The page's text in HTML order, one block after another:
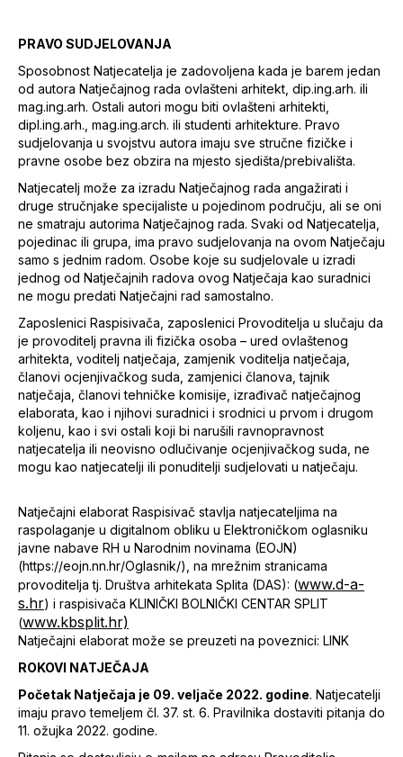
PRAVO SUDJELOVANJA
Sposobnost Natjecatelja je zadovoljena kada je barem jedan
od autora Natječajnog rada ovlašteni arhitekt, dip.ing.arh. ili
mag.ing.arh. Ostali autori mogu biti ovlašteni arhitekti,
dipl.ing.arh., mag.ing.arch. ili studenti arhitekture. Pravo
sudjelovanja u svojstvu autora imaju sve stručne fizičke i
pravne osobe bez obzira na mjesto sjedišta/prebivališta.
Natjecatelj može za izradu Natječajnog rada angažirati i
druge stručnjake specijaliste u pojedinom području, ali se oni
ne smatraju autorima Natječajnog rada. Svaki od Natjecatelja,
pojedinac ili grupa, ima pravo sudjelovanja na ovom Natječaju
samo s jednim radom. Osobe koje su sudjelovale u izradi
jednog od Natječajnih radova ovog Natječaja kao suradnici
ne mogu predati Natječajni rad samostalno.
Zaposlenici Raspisivača, zaposlenici Provoditelja u slučaju da
je provoditelj pravna ili fizička osoba – ured ovlaštenog
arhitekta, voditelj natječaja, zamjenik voditelja natječaja,
članovi ocjenjivačkog suda, zamjenici članova, tajnik
natječaja, članovi tehničke komisije, izrađivač natječajnog
elaborata, kao i njihovi suradnici i srodnici u prvom i drugom
koljenu, kao i svi ostali koji bi narušili ravnopravnost
natjecatelja ili neovisno odlučivanje ocjenjivačkog suda, ne
mogu kao natjecatelji ili ponuditelji sudjelovati u natječaju.
Natječajni elaborat Raspisivač stavlja natjecateljima na
raspolaganje u digitalnom obliku u Elektroničkom oglasniku
javne nabave RH u Narodnim novinama (EOJN)
(https://eojn.nn.hr/Oglasnik/), na mrežnim stranicama
provoditelja tj. Društva arhitekata Splita (DAS): (www.d-a-
s.hr) i raspisivača KLINIČKI BOLNIČKI CENTAR SPLIT
(www.kbsplit.hr)
Natječajni elaborat može se preuzeti na poveznici: LINK
ROKOVI NATJEČAJA
Početak Natječaja je 09. veljače 2022. godine. Natjecatelji
imaju pravo temeljem čl. 37. st. 6. Pravilnika dostaviti pitanja do
11. ožujka 2022. godine.